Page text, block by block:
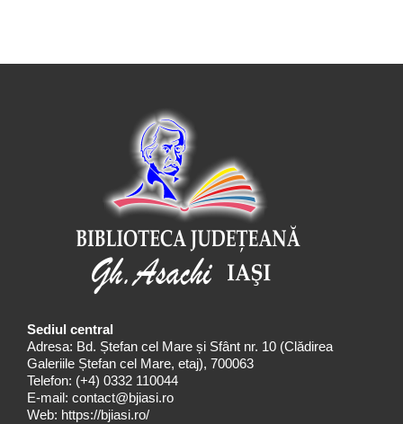
Sediul central
Adresa: Bd. Ștefan cel Mare și Sfânt nr. 10 (Clădirea
Galeriile Ștefan cel Mare, etaj), 700063
Telefon: (+4) 0332 110044
E-mail: contact@bjiasi.ro
Web: https://bjiasi.ro/